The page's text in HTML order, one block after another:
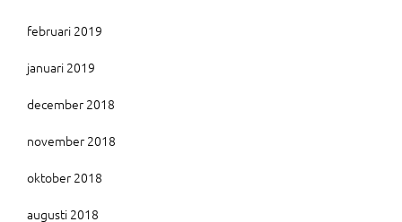
februari 2019
januari 2019
december 2018
november 2018
oktober 2018
augusti 2018